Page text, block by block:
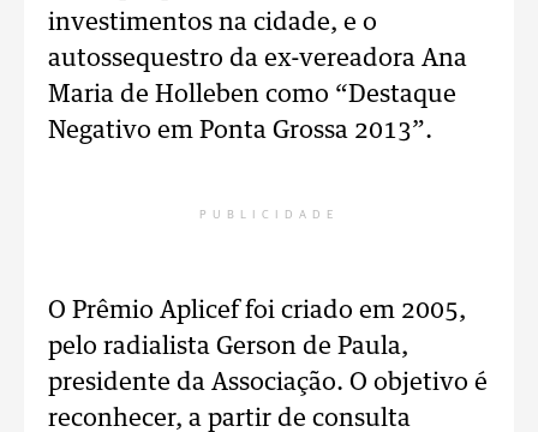
investimentos na cidade, e o
autossequestro da ex-vereadora Ana
Maria de Holleben como “Destaque
Negativo em Ponta Grossa 2013”.
PUBLICIDADE
O Prêmio Aplicef foi criado em 2005,
pelo radialista Gerson de Paula,
presidente da Associação. O objetivo é
reconhecer, a partir de consulta